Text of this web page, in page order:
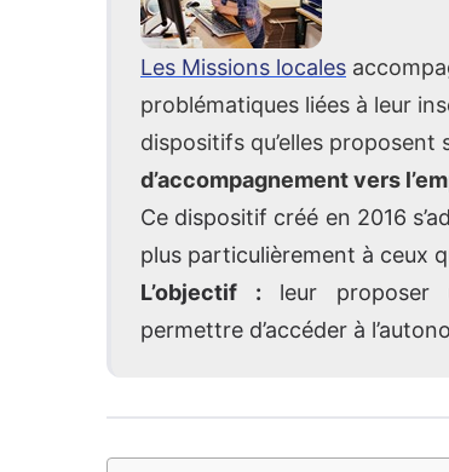
Les Missions locales
problématiques liées à leur
dispositifs qu’elles proposent
d’accompagnement vers
Ce dispositif créé en 2016
plus particulièrement à ceux
L’objectif : leur proposer
permettre d’accéder à